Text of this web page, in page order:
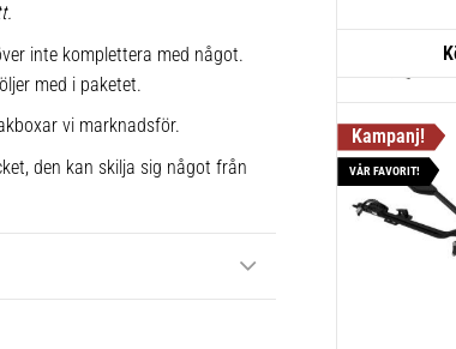
inte komplettera med något.
med i paketet.
vi marknadsför.
den kan skilja sig något från
VÅR FAVORIT!